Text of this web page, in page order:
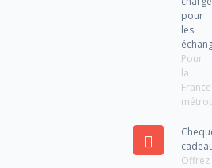
pour
les
Pour
la
France
Offrez